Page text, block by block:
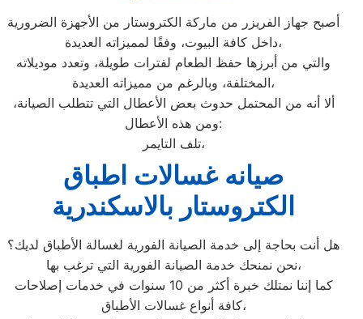
أصبح جهاز الفريزر من ماركة الكتروستار من الأجهزة الضرورية
داخل كافة البيوت، وفقًا لمميزاته العديدة،
والتي من أبرزها حفظ الطعام لفترات طويلة، وتعدد موديلاته
المختلفة، وبالرغم من مميزاته العديدة،
ألا أنه من المحتمل حدوث بعض الأعطال التي تتطلب الصيانة،
ومن هذه الأعطال:
تلف التايمر،
صيانه غسالات اطباق
الكتروستار بالاسكندرية
هل أنت بحاجة إلى خدمة الصيانة الفورية لغسالة الأطباق لديك؟
نحن نمنحك خدمة الصيانة الفورية التي ترغب بها،
كما إننا نمتلك خبرة أكثر من 10 سنوات في خدمات إصلاحات
كافة أنواع غسالات الأطباق،